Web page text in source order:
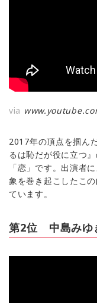
via
2017年の頂点を掴ん
るは恥だが役に立つ
「恋」です。出演者
象を巻き起こしたこ
ています。
第2位 中島みゆ